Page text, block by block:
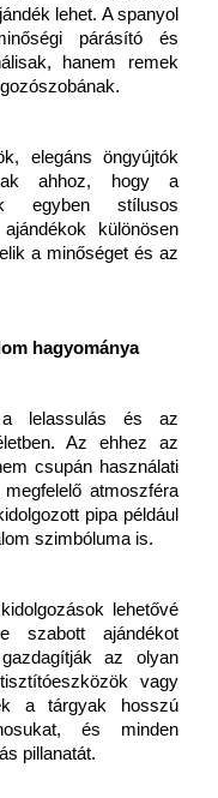
lehet. A spanyol
párásító és
hanem remek
elegáns öngyújtók
ahhoz, hogy a
egyben stílusos
különösen
a minőséget és az
hagyománya
lelassulás és az
Az ehhez az
csupán használati
atmoszféra
pipa például
szimbóluma is.
lehetővé
szabott ajándékot
az olyan
vagy
a tárgyak hosszú
és minden
pillanatát.